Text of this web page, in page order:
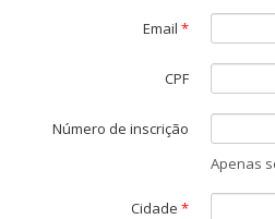
Email *
CPF
Número de inscrição
Apenas
Cidade *